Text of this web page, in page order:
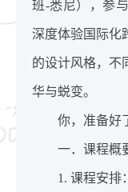
班-悉尼），参
深度体验国际化
的设计风格，不
华与蜕变。
你，准备好
一．课程概
1. 课程安排：